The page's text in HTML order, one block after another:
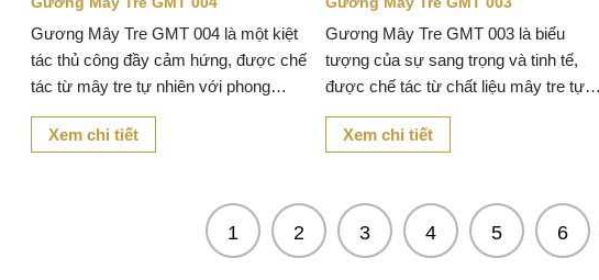
Gương Mây Tre GMT 004 là một kiệt
tác thủ công đầy cảm hứng, được chế
tác từ mây tre tự nhiên với phong
cách hiện đại pha chút cổ điển.
Xem chi tiết
Gương Mây Tre GMT 003 là biểu
tượng của sự sang trọng và tinh tế,
được chế tác từ chất liệu mây tre tự
nhiên cao cấp.
Xem chi tiết
1 2 3 4 5 6